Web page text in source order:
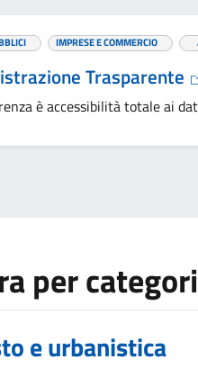
IMPRESE E COMMERCIO
Trasparente
è accessibilità totale ai
per
e urbanistica